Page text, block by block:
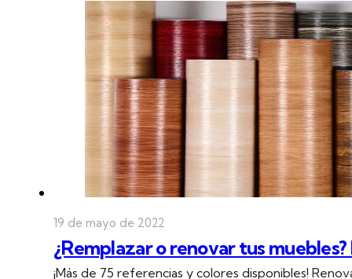
19 de mayo de 2022
¿Remplazar o renovar tus
¡Más de 75 referencias y colores disponibles!